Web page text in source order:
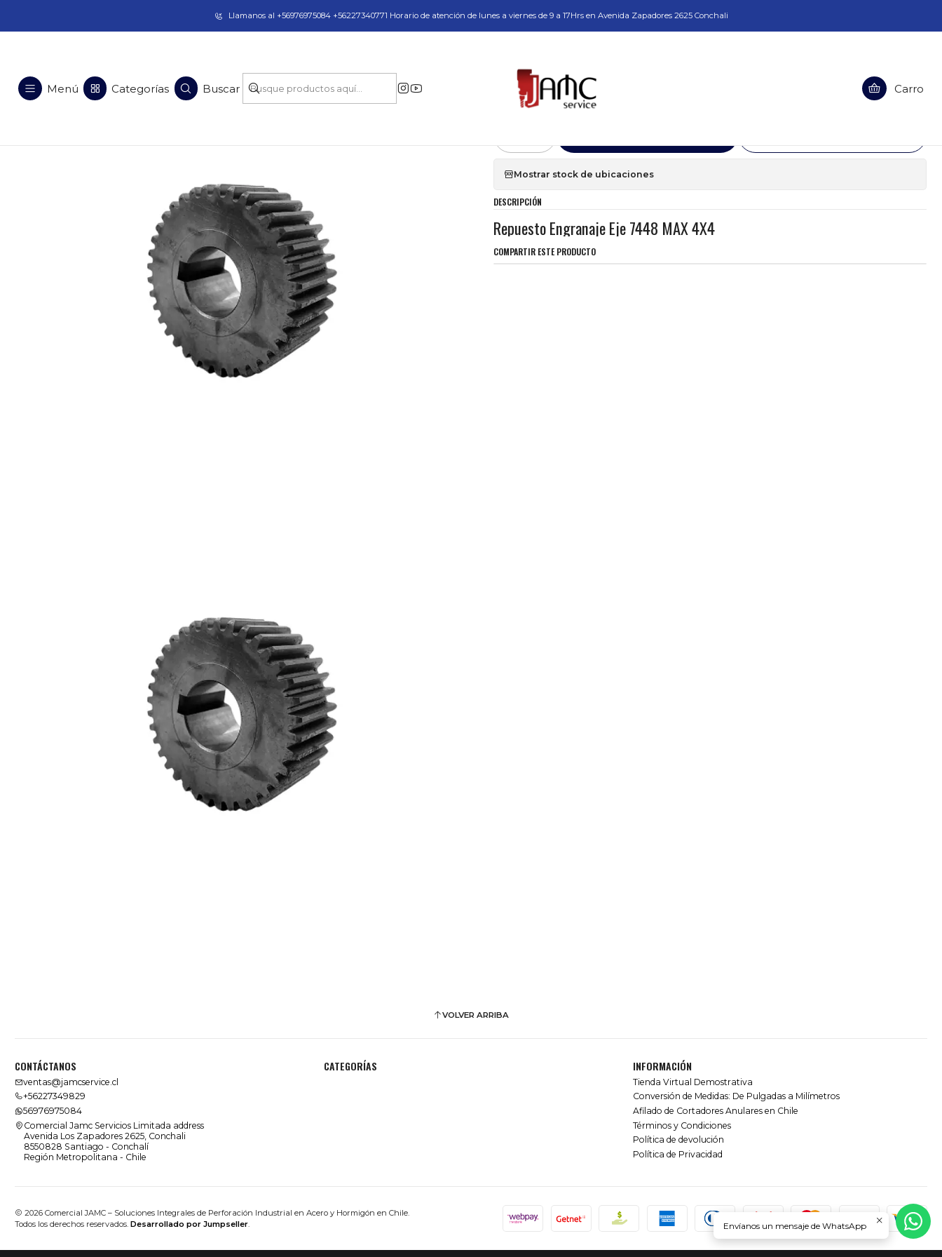
Taladros Magnéticos en Chile | Venta, Arriendo y Servicio Técnico
Menú Categorías Buscar Carro
Llamanos al +56976975084 +56227340771 Horario de atención de lunes a viernes de 9 a 17Hrs en Avenida Zapadores 2625 Conchali
Repuesto Engranaje Eje 7448 MAX 4X4
Mostrar stock de ubicaciones
DESCRIPCIÓN
Repuesto Engranaje Eje 7448 MAX 4X4
COMPARTIR ESTE PRODUCTO
VOLVER ARRIBA
CONTÁCTANOS
ventas@jamcservice.cl
+56227349829
56976975084
Comercial Jamc Servicios Limitada address
Avenida Los Zapadores 2625, Conchali
8550828 Santiago - Conchalí
Región Metropolitana - Chile
CATEGORÍAS INFORMACIÓN
Tienda Virtual Demostrativa
Conversión de Medidas: De Pulgadas a Milímetros
Afilado de Cortadores Anulares en Chile
Términos y Condiciones
Política de devolución
Política de Privacidad
2026 Comercial JAMC – Soluciones Integrales de Perforación Industrial en Acero y Hormigón en Chile.
Todos los derechos reservados. Desarrollado por Jumpseller. Envíanos un mensaje de WhatsApp